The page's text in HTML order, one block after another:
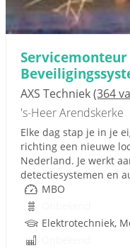
AXS Techniek(364
's-Heer Arendskerke
Elke dag stap je in je
richting een nieuwe
Nederland. Je werkt
detectiesystemen en
MBO
Elektrotechniek,